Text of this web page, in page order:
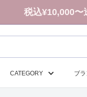
税込¥10,000
CATEGORY ブ